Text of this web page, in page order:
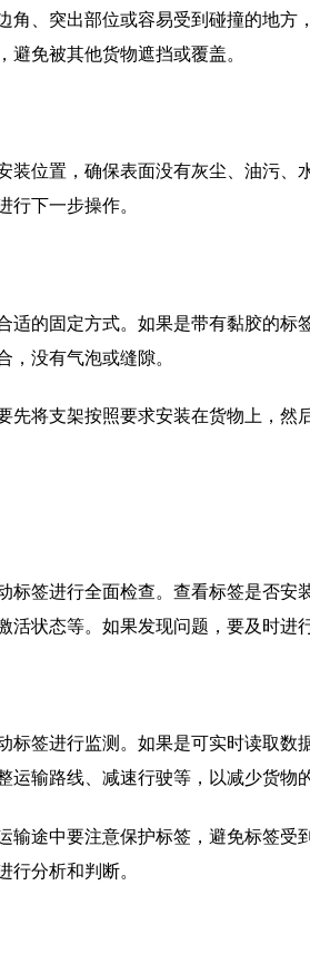
角、突出部位或容易受到碰撞的地
免被其他货物遮挡或覆盖。
装位置，确保表面没有灰尘、油污
行下一步操作。
适的固定方式。如果是带有黏胶的
，没有气泡或缝隙。
先将支架按照要求安装在货物上，
标签进行全面检查。查看标签是否
状态等。如果发现问题，要及时进
标签进行监测。如果是可实时读取
输路线、减速行驶等，以减少货物
输途中要注意保护标签，避免标签
行分析和判断。